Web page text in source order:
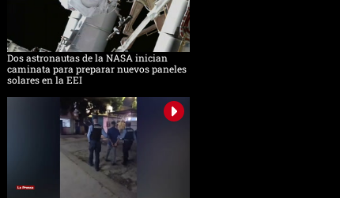
Dos astronautas de la NASA inician
caminata para preparar nuevos paneles
solares en la EEI